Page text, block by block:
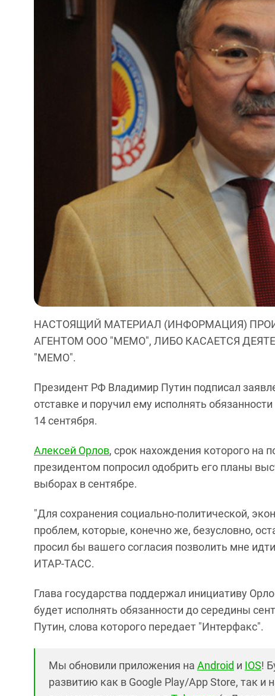
НАСТОЯЩИЙ МАТЕРИАЛ (ИНФОРМАЦИЯ)
АГЕНТОМ ООО "МЕМО", ЛИБО КАСАЕТСЯ
"МЕМО".
Президент РФ Владимир Путин подписал
отставке и поручил ему исполнять
14 сентября.
Алексей Орлов, срок нахождения которого на
президентом попросил одобрить его планы
выборах в сентябре.
"Для сохранения социально-политической,
проблем, которые, конечно же, безусловно,
просил бы вашего согласия позволить мне
ИТАР-ТАСС.
Глава государства поддержал инициативу
будет исполнять обязанности до середины
Путин, слова которого передает "Интерфакс".
Мы обновили приложения на Android и IOS!
развитию как в Google Play/App Store, так и